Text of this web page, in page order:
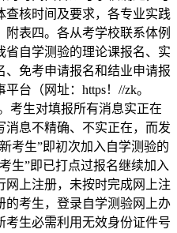
查核时间及要求，各专业实践
表四。各从考学校联系体例
省自学测验的理论课报名、实
、免考申请报名和结业申请报
台（网址：https！//zk。
考生对填报所有消息实正在
息不精确、不实正在，而发
考生”即初次加入自学测验的
生”即已打点过报名继续加入
上注册，未按时完成网上注
的考生，登录自学测验网上办
生必需利用无效身份证件号